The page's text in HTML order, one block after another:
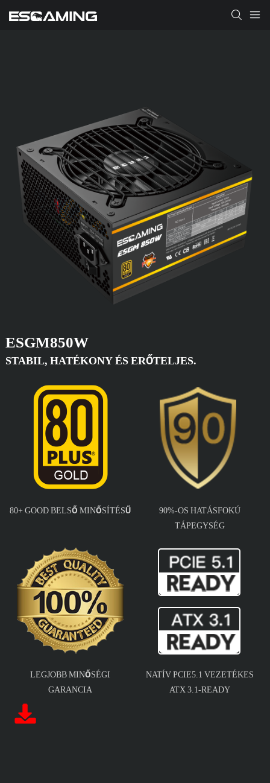
ESGM850W
STABIL, HATÉKONY ÉS ERŐTELJES.
80+ GOOD BELSŐ MINŐSÍTÉSŰ
90%-OS HATÁSFOKÚ
TÁPEGYSÉG
LEGJOBB MINŐSÉGI
GARANCIA
NATÍV PCIE5.1 VEZETÉKES
ATX 3.1-READY